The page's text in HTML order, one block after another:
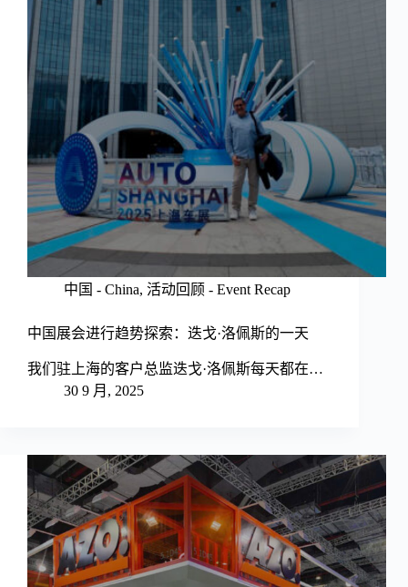
中国 - China, 活动回顾 - Event Recap
中国展会进行趋势探索：迭戈·洛佩斯的一天
我们驻上海的客户总监迭戈·洛佩斯每天都在…
30 9 月, 2025